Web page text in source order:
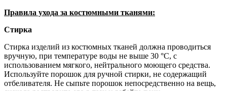
Правила ухода за костюмными тканями:
Стирка
Стирка изделий из костюмных тканей должна проводиться
вручную, при температуре воды не выше 30 °С, с
использованием мягкого, нейтрального моющего средства.
Используйте порошок для ручной стирки, не содержащий
отбеливателя. Не сыпьте порошок непосредственно на вещь,